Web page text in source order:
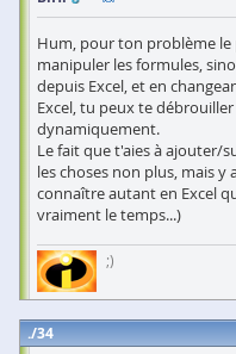
Hum, pour ton problème le
manipuler les formules,
depuis Excel, et en
Excel, tu peux te
dynamiquement.
Le fait que t'aies à ajouter/
les choses non plus, mais
connaître autant en Excel
vraiment le temps...)
;)
34